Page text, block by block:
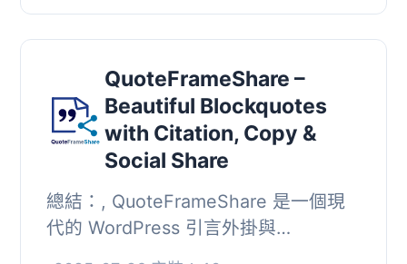
「重新...
QuoteFrameShare –
Beautiful Blockquotes
with Citation, Copy &
Social Share
總結：, QuoteFrameShare 是一個現
代的 WordPress 引言外掛與